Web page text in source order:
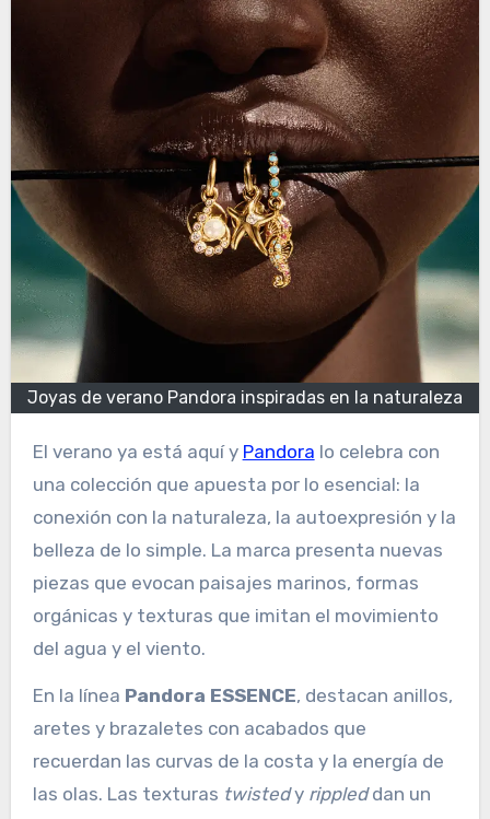
Joyas de verano Pandora inspiradas en la naturaleza
El verano ya está aquí y Pandora lo celebra con
una colección que apuesta por lo esencial: la
conexión con la naturaleza, la autoexpresión y la
belleza de lo simple. La marca presenta nuevas
piezas que evocan paisajes marinos, formas
orgánicas y texturas que imitan el movimiento
del agua y el viento.
En la línea Pandora ESSENCE, destacan anillos,
aretes y brazaletes con acabados que
recuerdan las curvas de la costa y la energía de
las olas. Las texturas twistedy rippleddan un